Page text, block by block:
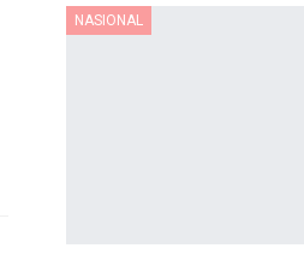
NASIONAL